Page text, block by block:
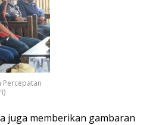
Percepatan
juga memberikan gambaran